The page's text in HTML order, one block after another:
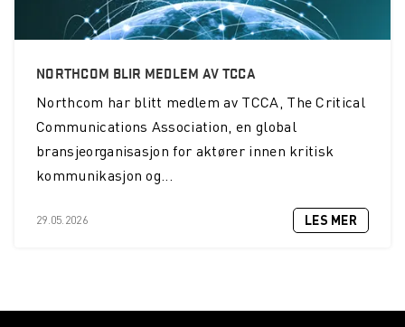
NORTHCOM BLIR MEDLEM AV TCCA
Northcom har blitt medlem av TCCA, The Critical
Communications Association, en global
bransjeorganisasjon for aktører innen kritisk
kommunikasjon og...
29.05.2026 LES MER